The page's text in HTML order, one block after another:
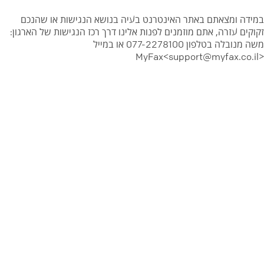
במידה ומצאתם באתר האינטרנט בעיה בנושא הנגישות או שהנכם
זקוקים עזרה, אתם מוזמנים לפנות אלינו דרך רכז הנגישות של הארגון:
משה מנובלה בטלפון 077-2278100 או במייל
MyFax<support@myfax.co.il>